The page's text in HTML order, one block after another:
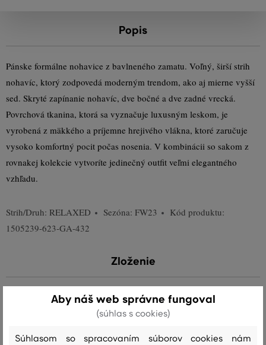
Popis
Pánske formálne nohavice z bavlneného zamatu. Voľný, širší strih
nohavíc, ktorý zodpovedá moderným trendom, ako aj mierne vyšší
sed. Skryté zapínanie nohavíc, dve bočné a dve zadné vrecká.
Povrchová tkanina, ktorá sa vyznačuje luxusným leskom, je
vyrobená z mäkkého a príjemne hrejivého vlákna, ktoré zaručuje
vysoko komfortný pocit počas nosenia. V kombinácii so sakom z
rovnakej kolekcie vytvoríte jedinečný outfit veľmi elegantného
vzhľadu.
Strih/Druh: RELAXED Sezóna: FW23
Kód produktu:
1505239-623-GA-432
Zloženie
vrchný materiálAby náš web správne fungoval
(súhlas s cookies)
Súhlasom so spracovaním súborov cookies nám